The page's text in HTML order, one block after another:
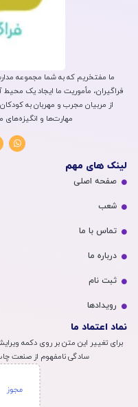
ما مفتخریم که به شما مجموعه
فراگیران، مأموریت ما ایجاد یک
از مربیان مجرب و مهربان به
مهارت‌ها و انگیزه‌های
لینک های مهم
صفحه اصلی
شعب
تماس با ما
درباره ما
ثبت نام
رویداد‌ها
نماد اعتماد ما
برای تغییر این متن بر روی دکمه
سادگی نامفهوم از صنعت